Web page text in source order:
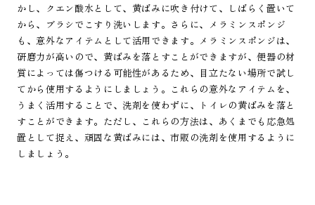
かし、クエン酸水として、黄ばみに吹き付けて、しばらく置いて
から、ブラシでこすり洗いします。さらに、メラミンスポンジ
も、意外なアイテムとして活用できます。メラミンスポンジは、
研磨力が高いので、黄ばみを落とすことができますが、便器の材
質によっては傷つける可能性があるため、目立たない場所で試し
てから使用するようにしましょう。これらの意外なアイテムを、
うまく活用することで、洗剤を使わずに、トイレの黄ばみを落と
すことができます。ただし、これらの方法は、あくまでも応急処
置として捉え、頑固な黄ばみには、市販の洗剤を使用するように
しましょう。